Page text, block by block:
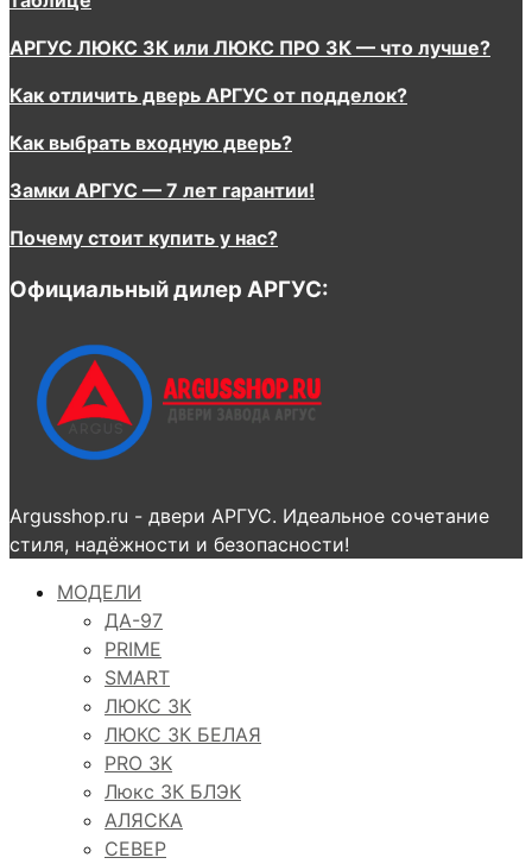
АРГУС ЛЮКС 3К или ЛЮКС ПРО 3К — что лучше?
Как отличить дверь АРГУС от подделок?
Как выбрать входную дверь?
Замки АРГУС — 7 лет гарантии!
Почему стоит купить у нас?
Официальный дилер АРГУС:
Argusshop.ru - двери АРГУС. Идеальное сочетание
стиля, надёжности и безопасности!
МОДЕЛИ
ДА-97
PRIME
SMART
ЛЮКС 3К
ЛЮКС 3К БЕЛАЯ
PRO 3K
Люкс 3К БЛЭК
АЛЯСКА
СЕВЕР